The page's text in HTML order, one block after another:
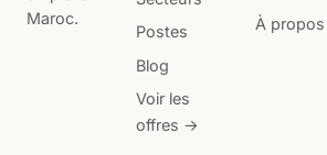
Maroc.
Postes
Blog
Voir les
offres →
À propos